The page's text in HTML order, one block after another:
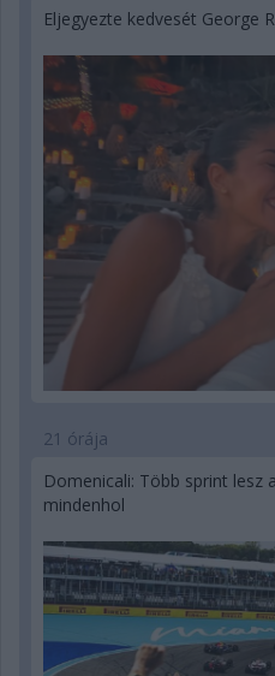
Eljegyezte kedvesét George
21 órája
Domenicali: Több sprint lesz
mindenhol